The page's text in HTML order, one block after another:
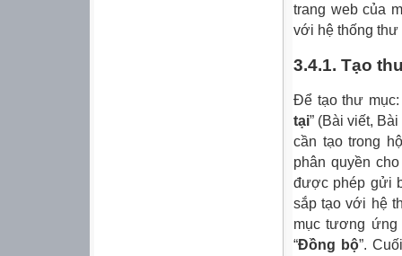
trang web của
với hệ thống thư
3.4.1. Tạo
Để tạo thư
tại” (Bài viết,
cần tạo trong
phân quyền
được phép gửi
sắp tạo với hệ
mục tương
“Đồng bộ”.